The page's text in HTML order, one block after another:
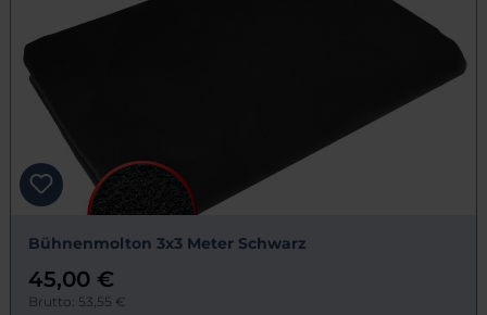
Bühnenmolton 3x3 Meter Schwarz
45,00 €
Brutto: 53,55 €